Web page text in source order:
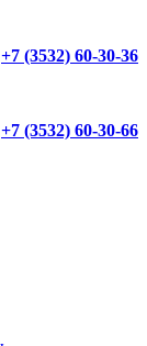
+7 (3532) 60-30-36
+7 (3532) 60-30-66